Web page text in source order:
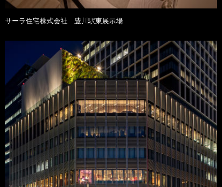
サーラ住宅株式会社 豊川駅東展示場